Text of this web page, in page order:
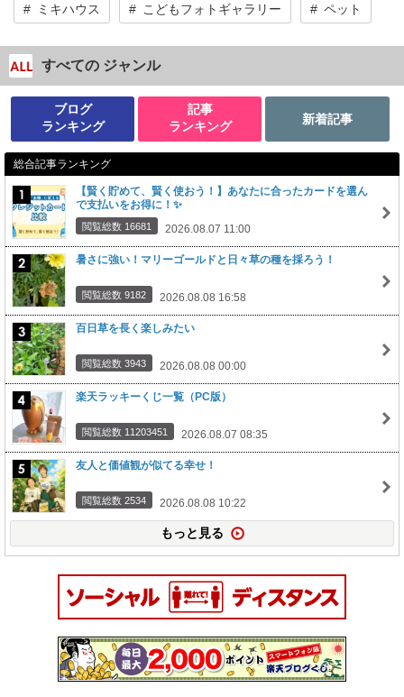
ミキハウス こどもフォトギャラリー ペット
すべての ジャンル
ブログ
ランキング
記事
ランキング
新着記事
総合記事ランキング
【賢く貯めて、賢く使おう！】あなたに合ったカードを選ん
で支払いをお得に！✨
閲覧総数 16681 2026.08.07 11:00
暑さに強い！マリーゴールドと日々草の種を採ろう！
閲覧総数 9182 2026.08.08 16:58
百日草を長く楽しみたい
閲覧総数 3943 2026.08.08 00:00
楽天ラッキーくじ一覧（PC版）
閲覧総数 11203451 2026.08.07 08:35
友人と価値観が似てる幸せ！
閲覧総数 2534 2026.08.08 10:22
もっと見る